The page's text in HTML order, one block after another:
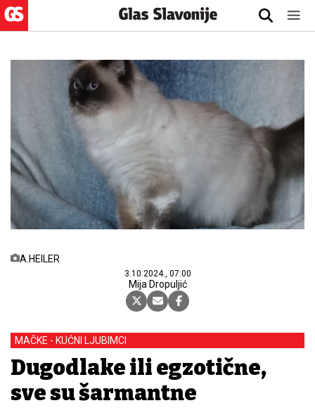
A.HEILER
3.10.2024., 07:00
Mija Dropuljić
MAČKE - KUĆNI LJUBIMCI
Dugodlake ili egzotične,
sve su šarmantne